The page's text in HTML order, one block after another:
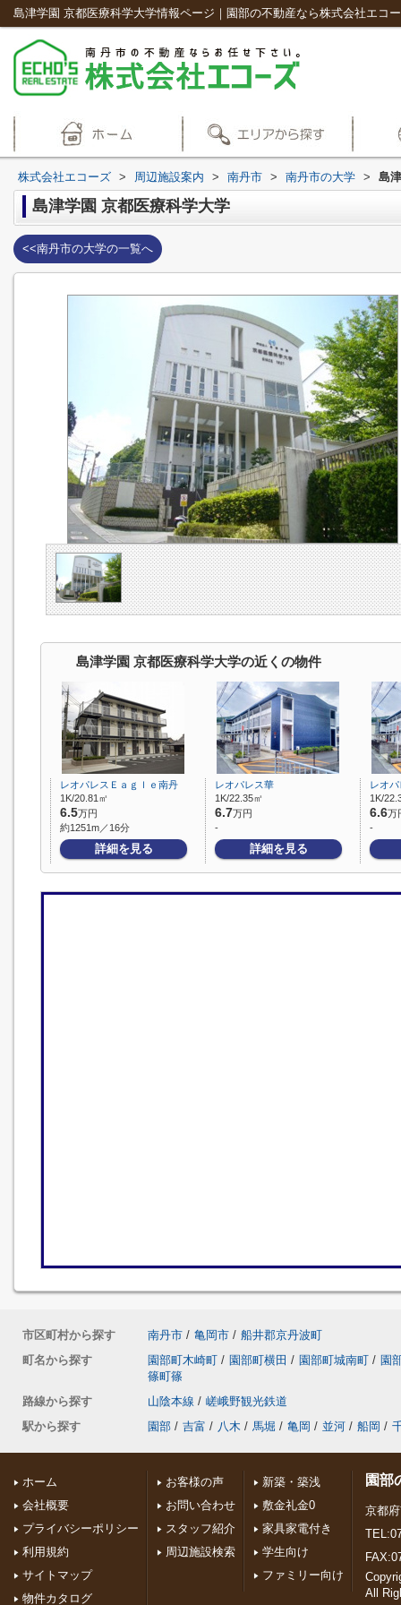
島津学園 京都医療科学大学情報ページ｜園部の不動産なら株式会社エコ
株式会社エコーズ > 周辺施設案内 > 南丹市 > 南丹市の大学 > 島
島津学園 京都医療科学大学
<<南丹市の大学の一覧へ
島津学園 京都医療科学大学の近くの物件
レオパレスＥａｇｌｅ南丹
1K/20.81㎡
6.5万円
約1251m／16分
詳細を見る
レオパレス華
1K/22.35㎡
6.7万円
-
詳細を見る
レオ
1K/
6.6万
-
市区町村から探す 南丹市 / 亀岡市 / 船井郡京丹波町
町名から探す
園部町木崎町 / 園部町横田 / 園部町城南町 / 園
篠町篠
路線から探す
山陰本線 / 嵯峨野観光鉄道
駅から探す
園部 / 吉富 / 八木 / 馬堀 / 亀岡 / 並河 / 船岡 /
ホーム
会社概要
プライバシーポリシー
利用規約
サイトマップ
物件カタログ
お客様の声
お問い合わせ
スタッフ紹介
周辺施設検索
新築・築浅
敷金礼金0
家具家電付き
学生向け
ファミリー向け
園部
京都
All